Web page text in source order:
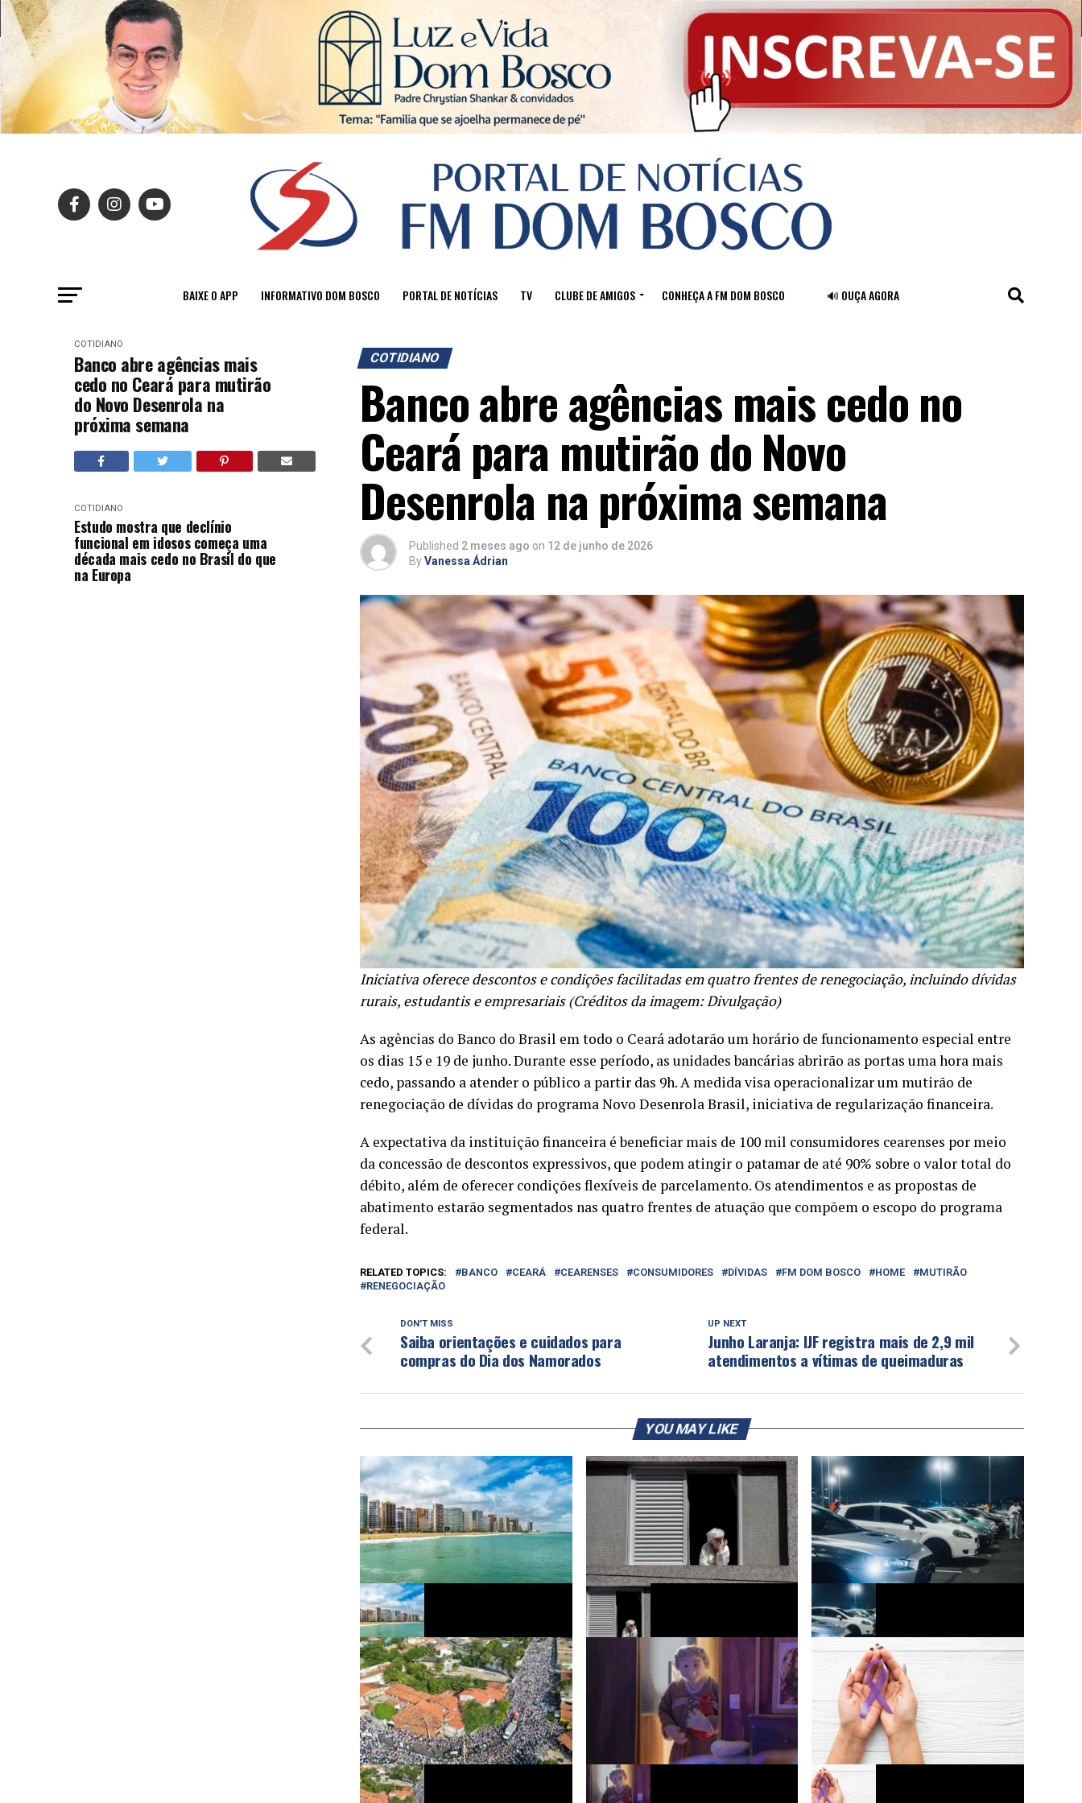
BAIXE O APP INFORMATIVO DOM BOSCO PORTAL DE NOTÍCIAS TV CLUBE DE AMIGOS CONHEÇA A FM DOM BOSCO 🔊 OUÇA AGORA
COTIDIANO
Banco abre agências mais
cedo no Ceará para mutirão
do Novo Desenrola na
próxima semana
COTIDIANO
Estudo mostra que declínio
funcional em idosos começa uma
década mais cedo no Brasil do que
na Europa
COTIDIANO
Banco abre agências mais cedo no
Ceará para mutirão do Novo
Desenrola na próxima semana
Published 2 meses ago on 12 de junho de 2026
ByVanessa Ádrian
Iniciativa oferece descontos e condições facilitadas em quatro frentes de renegociação, incluindo dívidas
rurais, estudantis e empresariais (Créditos da imagem: Divulgação)
As agências do Banco do Brasil em todo o Ceará adotarão um horário de funcionamento especial entre
os dias 15 e 19 de junho. Durante esse período, as unidades bancárias abrirão as portas uma hora mais
cedo, passando a atender o público a partir das 9h. A medida visa operacionalizar um mutirão de
renegociação de dívidas do programa Novo Desenrola Brasil, iniciativa de regularização financeira.
A expectativa da instituição financeira é beneficiar mais de 100 mil consumidores cearenses por meio
da concessão de descontos expressivos, que podem atingir o patamar de até 90% sobre o valor total do
débito, além de oferecer condições flexíveis de parcelamento. Os atendimentos e as propostas de
abatimento estarão segmentados nas quatro frentes de atuação que compõem o escopo do programa
federal.
RELATED TOPICS: BANCO CEARÁ CEARENSES CONSUMIDORES DÍVIDAS FM DOM BOSCO HOME
MUTIRÃO
RENEGOCIAÇÃO
UP NEXT
Junho Laranja: IJF registra mais de 2,9 mil
atendimentos a vítimas de queimaduras
DON'T MISS
Saiba orientações e cuidados para
compras do Dia dos Namorados
YOU MAY LIKE
Fortaleza recebe programação na orla
com shows, esportes náuticos e feira
criativa
Estudo mostra que declínio funcional
em idosos começa uma década mais
cedo no Brasil do que na Europa
Mercado automotivo registra 3º melhor
mês de julho em vendas de veículos
Sair da versão mobile